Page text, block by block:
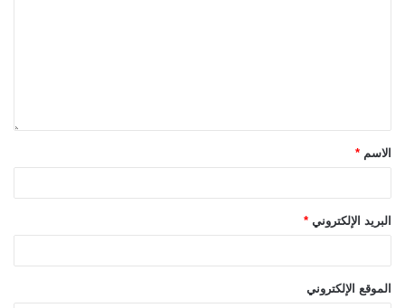
الاسم *
البريد الإلكتروني *
الموقع الإلكتروني